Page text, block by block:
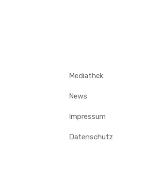
Mediathek
News
Impressum
Datenschutz